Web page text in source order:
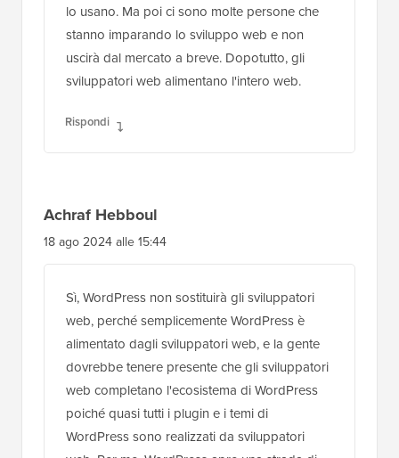
lo usano. Ma poi ci sono molte persone che
stanno imparando lo sviluppo web e non
uscirà dal mercato a breve. Dopotutto, gli
sviluppatori web alimentano l'intero web.
Rispondi
Achraf Hebboul
18 ago 2024 alle 15:44
Sì, WordPress non sostituirà gli sviluppatori
web, perché semplicemente WordPress è
alimentato dagli sviluppatori web, e la gente
dovrebbe tenere presente che gli sviluppatori
web completano l'ecosistema di WordPress
poiché quasi tutti i plugin e i temi di
WordPress sono realizzati da sviluppatori